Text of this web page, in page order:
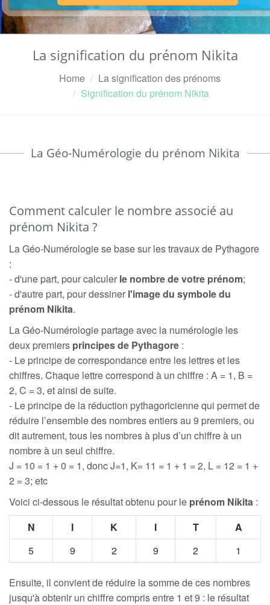
La signification du prénom Nikita
Home
La signification des prénoms
Signification du prénom Nikita
La Géo-Numérologie du prénom Nikita
Comment calculer le nombre associé au
prénom Nikita ?
La Géo-Numérologie se base sur les travaux de Pythagore
:
- d'une part, pour calculer le nombre de votre prénom;
- d'autre part, pour dessiner l'image du symbole du
prénom Nikita.
La Géo-Numérologie partage avec la numérologie les
deux premiers principes de Pythagore :
- Le principe de correspondance entre les lettres et les
chiffres. Chaque lettre correspond à un chiffre : A = 1, B =
2, C = 3, et ainsi de suite.
- Le principe de la réduction pythagoricienne qui permet de
réduire l’ensemble des nombres entiers au 9 premiers, ou
dit autrement, tous les nombres à plus d’un chiffre à un
nombre à un seul chiffre.
J = 10 = 1 + 0 = 1, donc J=1, K= 11 = 1 + 1 = 2, L = 12 = 1 +
2 = 3; etc
Voici ci-dessous le résultat obtenu pour le prénom Nikita :
N
I K I T
A
5
9 2 9 2 1
Ensuite, il convient de réduire la somme de ces nombres
jusqu'à obtenir un chiffre compris entre 1 et 9 : le résultat